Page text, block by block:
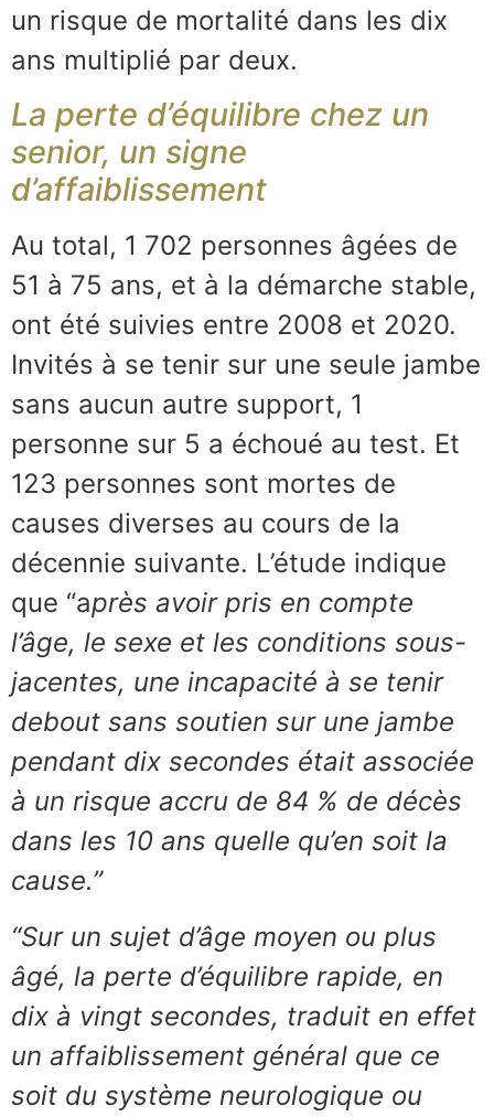
un risque de mortalité dans les dix
ans multiplié par deux.
La perte d’équilibre chez un
senior, un signe
d’affaiblissement
Au total, 1 702 personnes âgées de
51 à 75 ans, et à la démarche stable,
ont été suivies entre 2008 et 2020.
Invités à se tenir sur une seule jambe
sans aucun autre support, 1
personne sur 5 a échoué au test. Et
123 personnes sont mortes de
causes diverses au cours de la
décennie suivante. L’étude indique
que “après avoir pris en compte
l’âge, le sexe et les conditions sous-
jacentes, une incapacité à se tenir
debout sans soutien sur une jambe
pendant dix secondes était associée
à un risque accru de 84 % de décès
dans les 10 ans quelle qu’en soit la
cause.”
“Sur un sujet d’âge moyen ou plus
âgé, la perte d’équilibre rapide, en
dix à vingt secondes, traduit en effet
un affaiblissement général que ce
soit du système neurologique ou